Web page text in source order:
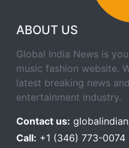
ABOUT US
Global India News is
music fashion website.
latest breaking news
entertainment industry.
Contact us:
Call: +1 (346) 773-0074